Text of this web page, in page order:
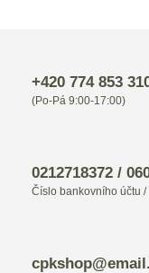
+420 774 853
(Po-Pá 9:00-17:00)
0212718372 /
Číslo bankovního účtu